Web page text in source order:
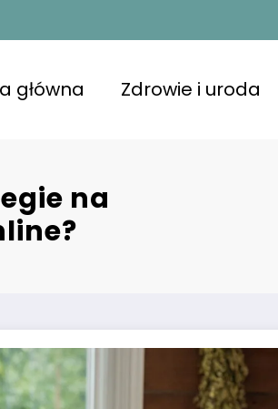
główna Zdrowie i uroda
na